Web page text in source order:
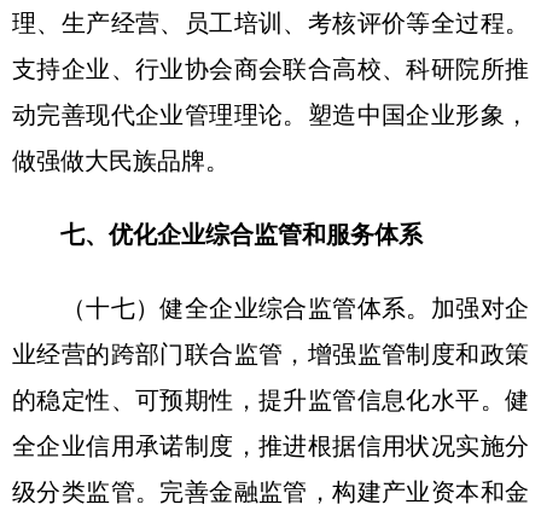
理、生产经营、员工培训、考核评价等全过程。
支持企业、行业协会商会联合高校、科研院所推
动完善现代企业管理理论。塑造中国企业形象，
做强做大民族品牌。
七、优化企业综合监管和服务体系
（十七）健全企业综合监管体系。加强对企
业经营的跨部门联合监管，增强监管制度和政策
的稳定性、可预期性，提升监管信息化水平。健
全企业信用承诺制度，推进根据信用状况实施分
级分类监管。完善金融监管，构建产业资本和金